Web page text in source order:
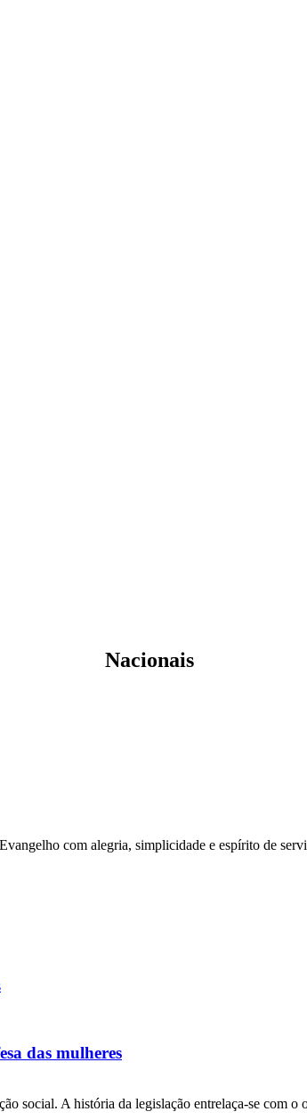
Nacionais
com alegria, simplicidade e espírito de
das mulheres
social. A história da legislação entrelaça-se com